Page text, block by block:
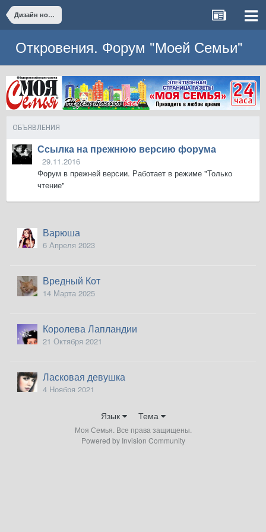
Дизайн ногтей. Демонстрируем маникюр и педикюр. Часть 3.
Откровения. Форум "Моей Семьи"
ОБЪЯВЛЕНИЯ
Ссылка на прежнюю версию форума
29.11.2016
Форум в прежней версии. Работает в режиме "Только
чтение"
Варюша
6 Апреля 2023
Вредный Кот
14 Марта 2025
Королева Лапландии
21 Октября 2021
Ласковая девушка
4 Ноября 2021
Лохматая
21 Января 2023
Язык Тема
Моя Семья. Все права защищены.
Powered by Invision Community